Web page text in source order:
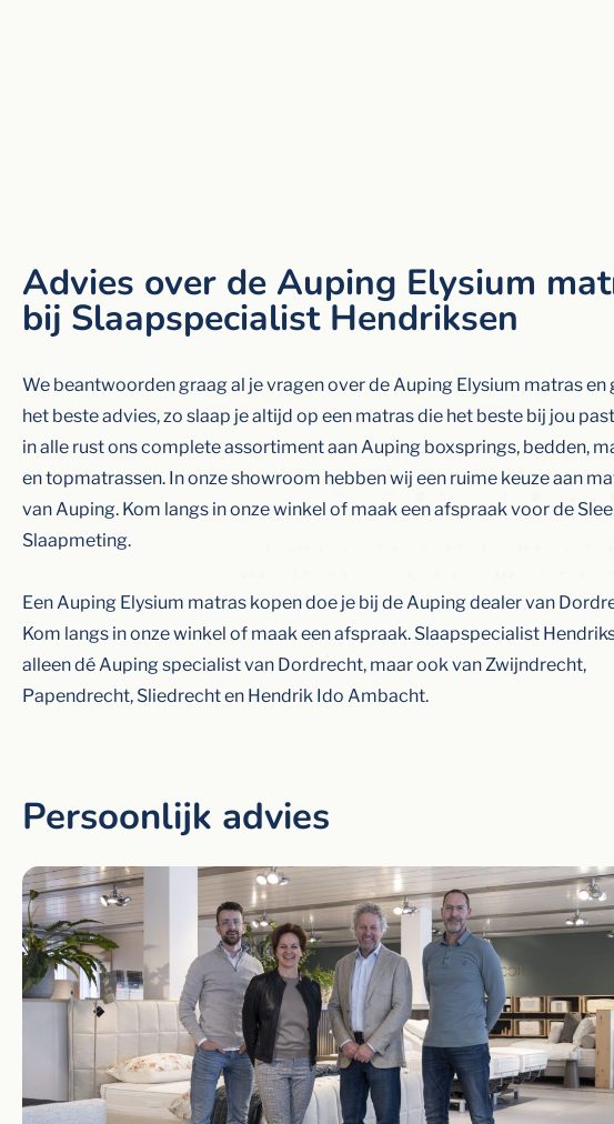
Advies over de Auping Elysium
bij Slaapspecialist Hendriksen
We beantwoorden graag al je vragen over de Auping Elysium matras en
het beste advies, zo slaap je altijd op een matras die het beste bij jou
in alle rust ons complete assortiment aan Auping boxsprings, bedden,
en topmatrassen. In onze showroom hebben wij een ruime keuze aan
van Auping. Kom langs in onze winkel of maak een afspraak voor de
Slaapmeting.
Een Auping Elysium matras kopen doe je bij de Auping dealer van
Kom langs in onze winkel of maak een afspraak. Slaapspecialist
alleen dé Auping specialist van Dordrecht, maar ook van Zwijndrecht,
Papendrecht, Sliedrecht en Hendrik Ido Ambacht.
Persoonlijk advies